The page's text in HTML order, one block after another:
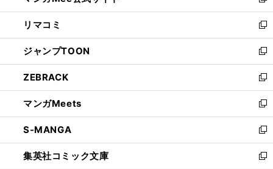
ウ
で
開
く
ン
ド
ウ
で
開
く
ウ
ィ
ン
ド
ウ
で
開
く
し
い
ウ
ィ
ン
ド
ウ
で
開
く
リマコミ
新
し
い
ウ
ィ
ン
ド
ウ
で
開
く
ジャンプTOON
新
し
い
ウ
ィ
ン
ド
ウ
で
ZEBRACK
新
し
い
ウ
ィ
ン
ド
マンガMeets
新
し
い
ウ
ィ
S-MANGA
新
し
い
集英社コミック文庫
新